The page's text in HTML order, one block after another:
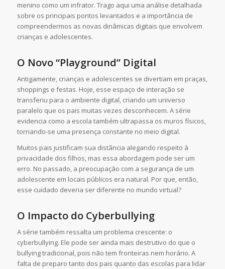
menino como um infrator. Trago aqui uma análise detalhada
sobre os principais pontos levantados e a importância de
compreendermos as novas dinâmicas digitais que envolvem
crianças e adolescentes.
O Novo “Playground” Digital
Antigamente, crianças e adolescentes se divertiam em praças,
shoppings e festas. Hoje, esse espaço de interação se
transferiu para o ambiente digital, criando um universo
paralelo que os pais muitas vezes desconhecem. A série
evidencia como a escola também ultrapassa os muros físicos,
tornando-se uma presença constante no meio digital.
Muitos pais justificam sua distância alegando respeito à
privacidade dos filhos, mas essa abordagem pode ser um
erro. No passado, a preocupação com a segurança de um
adolescente em locais públicos era natural. Por que, então,
esse cuidado deveria ser diferente no mundo virtual?
O Impacto do Cyberbullying
A série também ressalta um problema crescente: o
cyberbullying. Ele pode ser ainda mais destrutivo do que o
bullying tradicional, pois não tem fronteiras nem horário. A
falta de preparo tanto dos pais quanto das escolas para lidar